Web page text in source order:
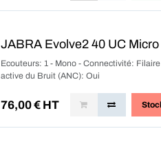
JABRA Evolve2 40 UC
Ecouteurs: 1 - Mono - Connectivité:
active du Bruit (ANC): Oui
76,00€ HT